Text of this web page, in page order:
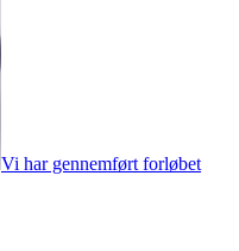
Vi har gennemført forløbet